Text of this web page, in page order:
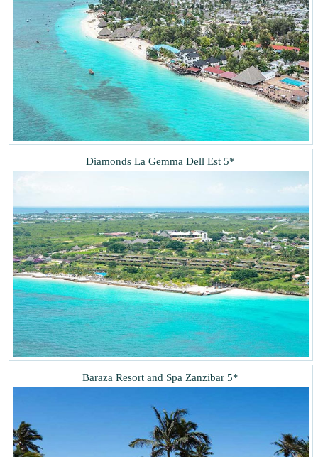
Diamonds La Gemma Dell Est 5*
Baraza Resort and Spa Zanzibar 5*